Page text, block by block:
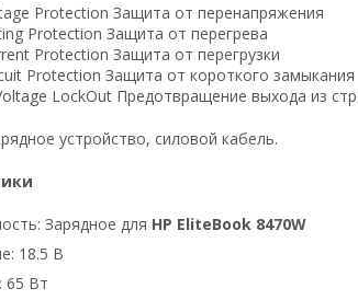
Protection Защита от перенапряжения
Protection Защита от перегрева
Protection Защита от перегрузки
Protection Защита от короткого замыкания
LockOut Предотвращение выхода из
устройство, силовой кабель.
Зарядное для HP EliteBook 8470W
18.5 В
65 Вт